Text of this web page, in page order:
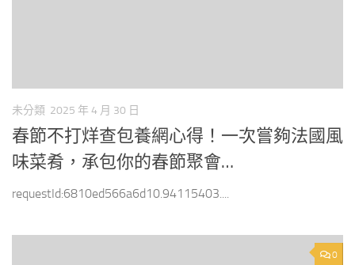
未分類 2025 年 4 月 30 日
春節不打烊查包養網心得！一次嘗夠法國風
味菜肴，承包你的春節聚會…
requestId:6810ed566a6d10.94115403....
0